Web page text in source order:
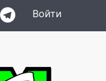
Войти